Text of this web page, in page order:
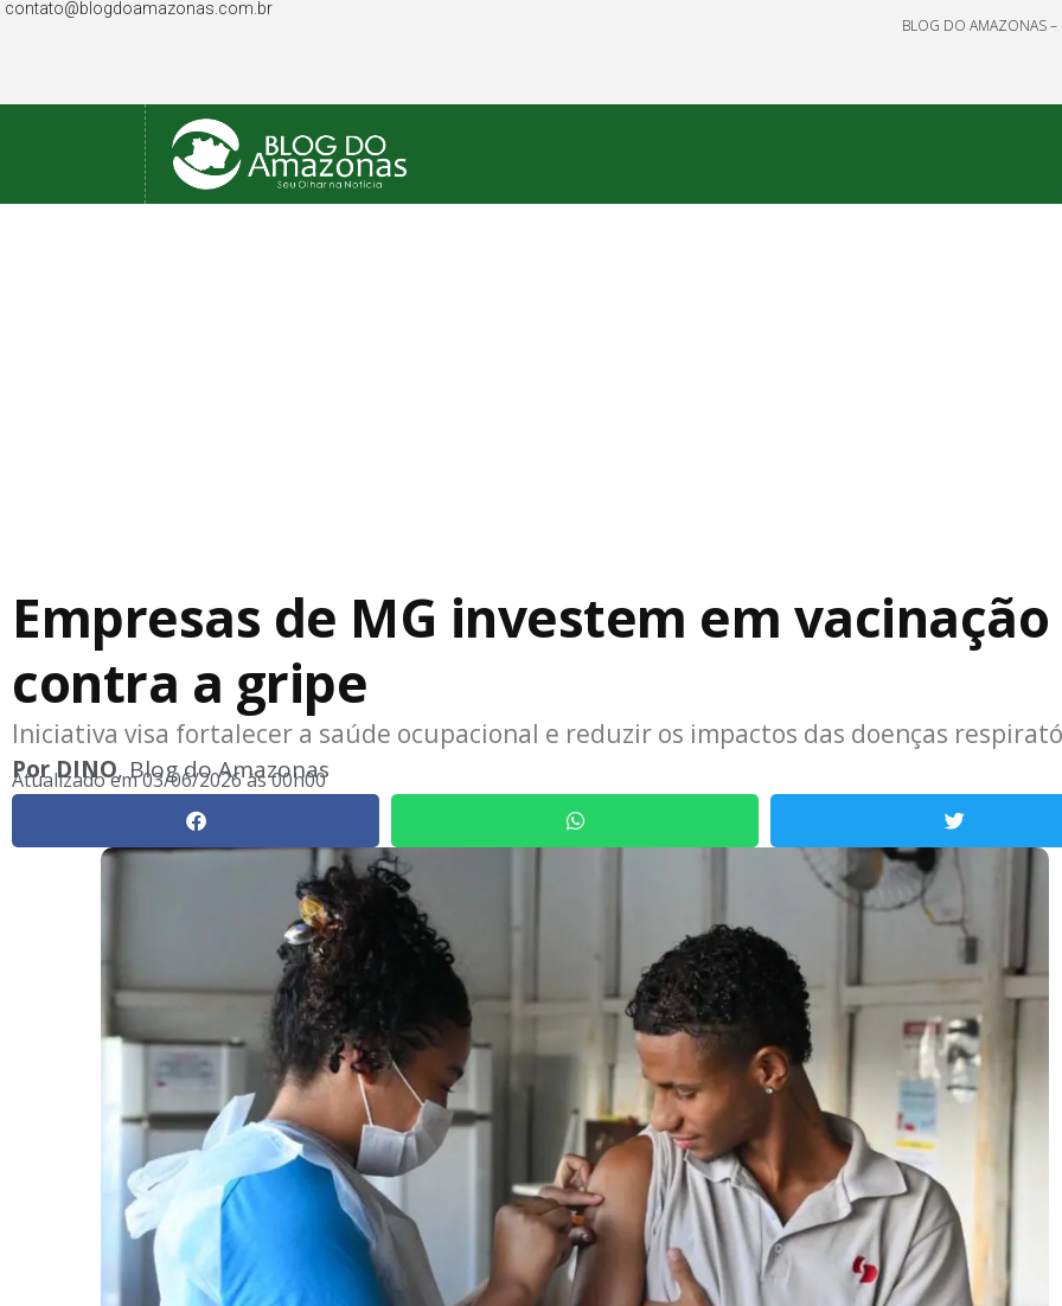
contato@blogdoamazonas.com.br
BLOG DO AMAZONAS
Empresas de MG investem em vacinação
contra a gripe
Iniciativa visa fortalecer a saúde ocupacional e reduzir os impactos das doenças
PorDINO, Blog do Amazonas
Atualizado em03/06/2026 às 00h00